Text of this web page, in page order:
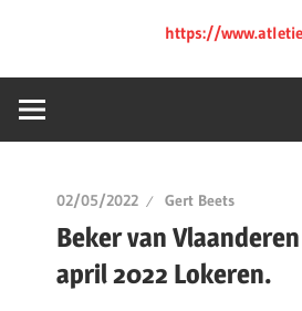
https://
02/05/2022 Gert Beets
Beker van
april 2022 Lokeren.